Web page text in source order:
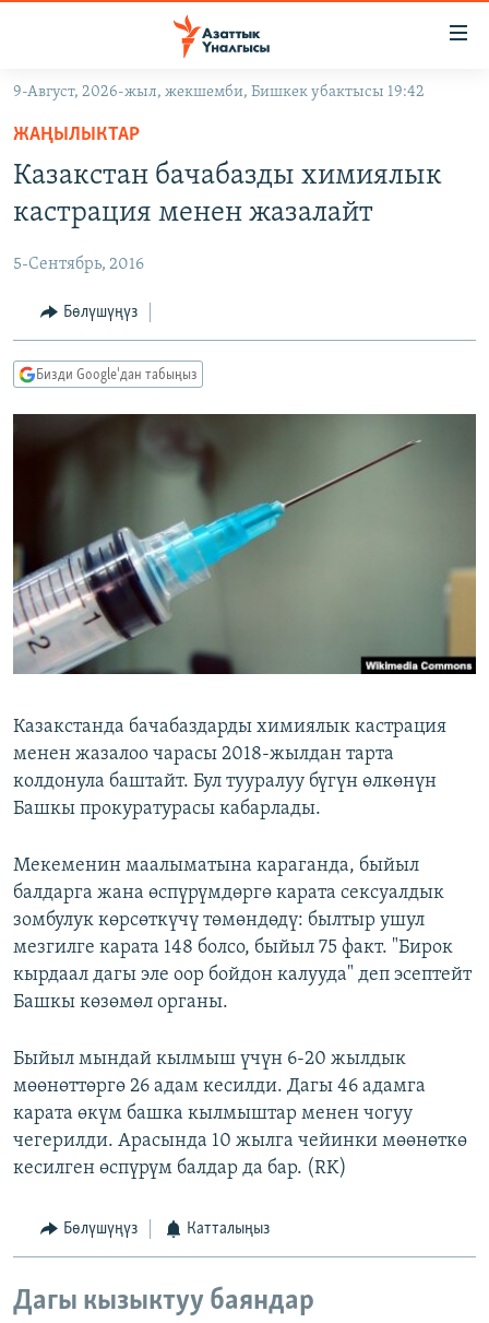
Навигацияга
өтүңүз
Издөөгө
салыңыз
ЭКОНОМИКА
МАДАНИЯТ
БОРБОР АЗИЯ
УКРАИНА
АТАЙЫН ИЛИКТӨӨ
ТВ ПРОГРАММАЛАР
ЭКСПЕРТТЕР ТАЛДАЙТ
АЗАТТЫК+
ЫҢГАЙСЫЗ СУРООЛОР
ӨЗГӨЧӨ ПИКИР
ЭЕ/АРнун бардык сайттары
9-Август, 2026-жыл, жекшемби, Бишкек убактысы 19:42
ЖАҢЫЛЫКТАР
Казакстан бачабазды химиялык
кастрация менен жазалайт
5-Сентябрь, 2016
Бөлүшүңүз
Бизди Google'дан табыңыз
Казакстанда бачабаздарды химиялык кастрация
менен жазалоо чарасы 2018-жылдан тарта
колдонула баштайт. Бул тууралуу бүгүн өлкөнүн
Башкы прокуратурасы кабарлады.
Мекеменин маалыматына караганда, быйыл
балдарга жана өспүрүмдөргө карата сексуалдык
зомбулук көрсөткүчү төмөндөдү: былтыр ушул
мезгилге карата 148 болсо, быйыл 75 факт. "Бирок
кырдаал дагы эле оор бойдон калууда" деп эсептейт
Башкы көзөмөл органы.
Быйыл мындай кылмыш үчүн 6-20 жылдык
мөөнөттөргө 26 адам кесилди. Дагы 46 адамга
карата өкүм башка кылмыштар менен чогуу
чегерилди. Арасында 10 жылга чейинки мөөнөткө
кесилген өспүрүм балдар да бар. (RK)
Бөлүшүңүз Катталыңыз
Дагы кызыктуу баяндар